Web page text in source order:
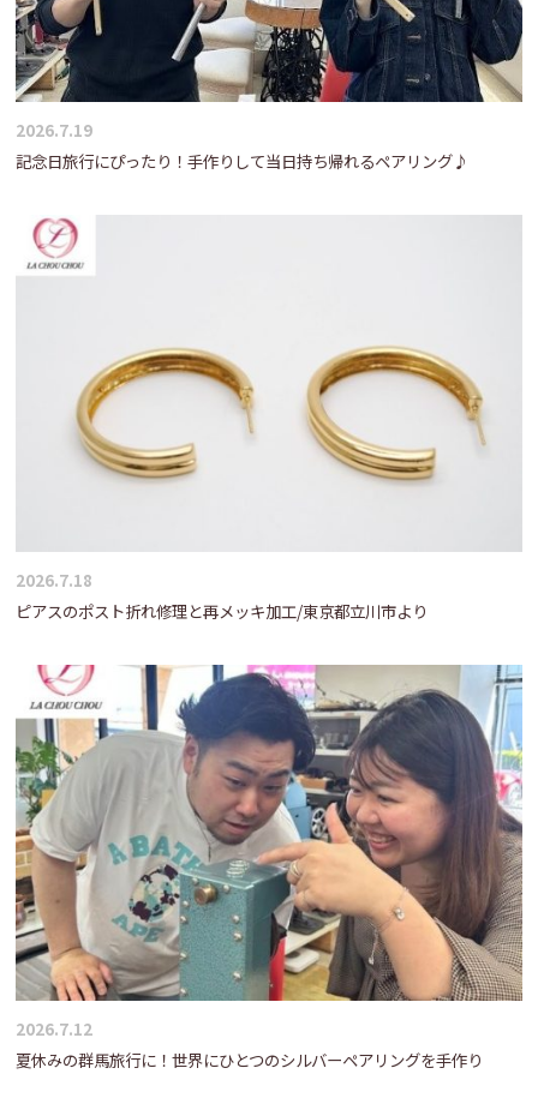
2026.7.19
記念日旅行にぴったり！手作りして当日持ち帰れるペアリング♪
2026.7.18
ピアスのポスト折れ修理と再メッキ加工/東京都立川市より
2026.7.12
夏休みの群馬旅行に！世界にひとつのシルバーペアリングを手作り